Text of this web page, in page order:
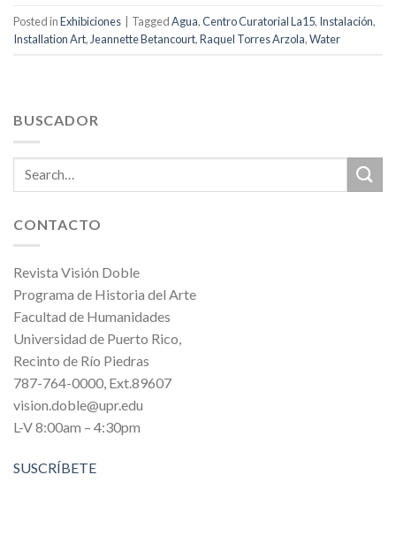
Posted inExhibiciones | TaggedAgua,Centro Curatorial La15, Instalación,
Installation Art, Jeannette Betancourt,Raquel Torres Arzola,Water
BUSCADOR
CONTACTO
Revista Visión Doble
Programa de Historia del Arte
Facultad de Humanidades
Universidad de Puerto Rico,
Recinto de Río Piedras
787-764-0000, Ext.89607
vision.doble@upr.edu
L-V 8:00am – 4:30pm
SUSCRÍBETE